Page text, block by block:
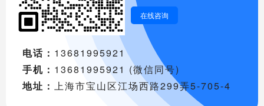
在线咨询
电话： 13681995921
手机： 13681995921 (微信同号)
地址： 上海市宝山区江场西路299弄5-705-4